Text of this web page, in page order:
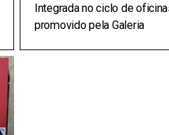
Integrada no ciclo de
promovido pela Galeria